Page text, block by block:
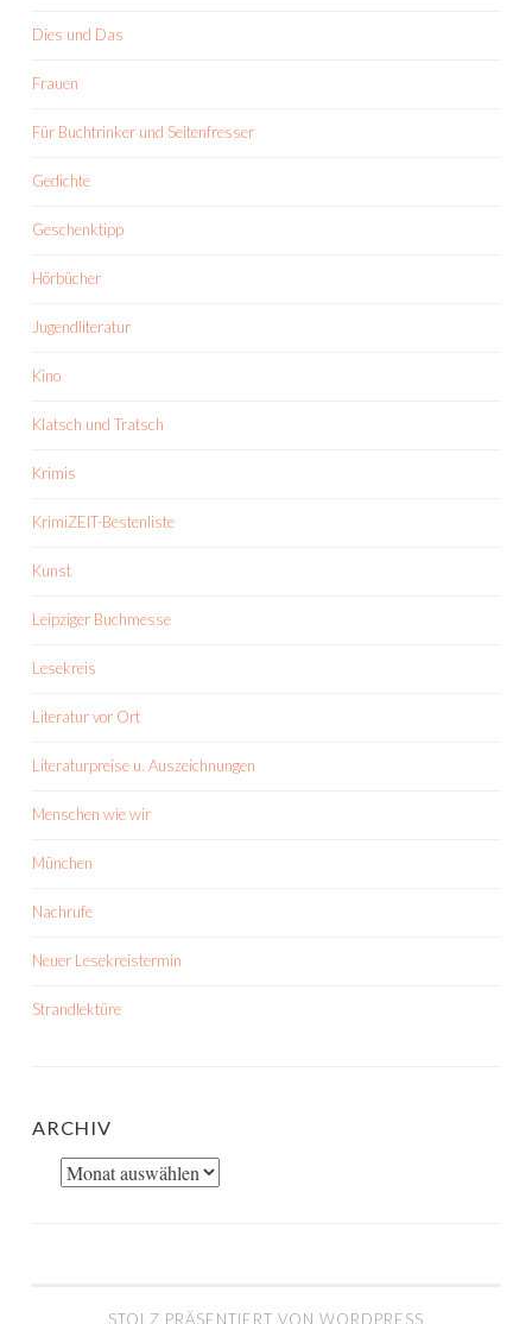
Dies und Das
Frauen
Für Buchtrinker und Seitenfresser
Gedichte
Geschenktipp
Hörbücher
Jugendliteratur
Kino
Klatsch und Tratsch
Krimis
KrimiZEIT-Bestenliste
Kunst
Leipziger Buchmesse
Lesekreis
Literatur vor Ort
Literaturpreise u. Auszeichnungen
Menschen wie wir
München
Nachrufe
Neuer Lesekreistermin
Strandlektüre
ARCHIV
Archiv
STOLZ PRÄSENTIERT VON WORDPRESS